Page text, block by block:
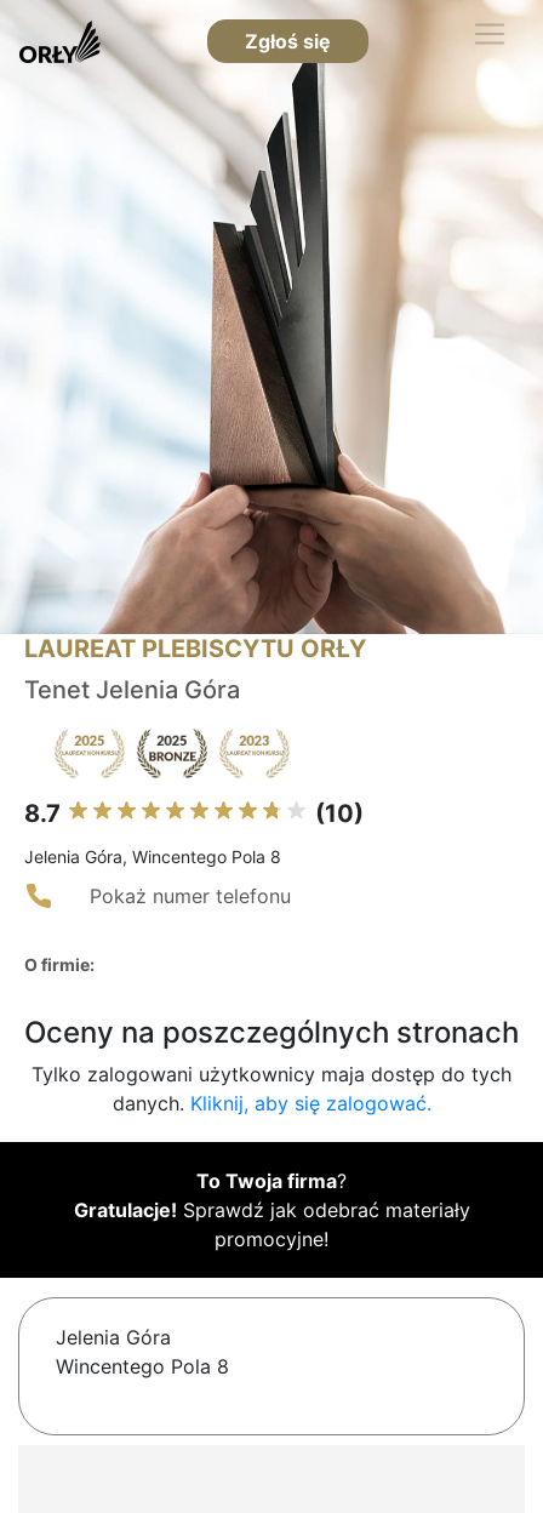
Zgłoś się
LAUREAT PLEBISCYTU ORŁY
Tenet Jelenia Góra
8.7 (10)
Jelenia Góra, Wincentego Pola 8
Pokaż numer telefonu
O firmie:
Oceny na poszczególnych stronach
Tylko zalogowani użytkownicy maja dostęp do tych
danych. Kliknij, aby się zalogować.
To Twoja firma?
Gratulacje! Sprawdź jak odebrać materiały
promocyjne!
Jelenia Góra
Wincentego Pola 8